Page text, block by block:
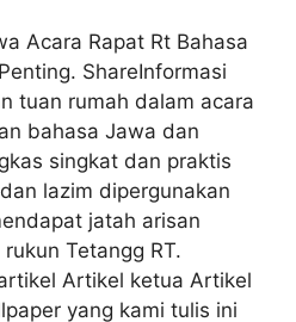
Acara Rapat Rt Bahasa
ShareInformasi
tuan rumah dalam acara
bahasa Jawa dan
singkat dan praktis
lazim dipergunakan
jatah arisan
Tetangg RT.
Artikel ketua Artikel
yang kami tulis ini